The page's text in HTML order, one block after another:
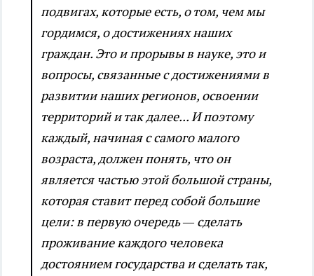
подвигах, которые есть, о том, чем мы
гордимся, о достижениях наших
граждан. Это и прорывы в науке, это и
вопросы, связанные с достижениями в
развитии наших регионов, освоении
территорий и так далее... И поэтому
каждый, начиная с самого малого
возраста, должен понять, что он
является частью этой большой страны,
которая ставит перед собой большие
цели: в первую очередь — сделать
проживание каждого человека
достоянием государства и сделать так,